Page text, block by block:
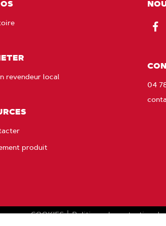
revendeur local
produit
04
COOKIES Politique de protection